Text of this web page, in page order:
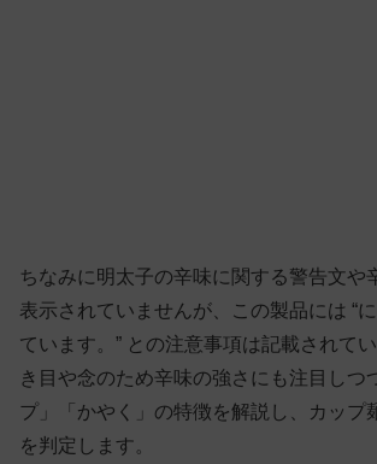
ちなみに明太子の辛味に関する警告文や
表示されていませんが、この製品には “
ています。” との注意事項は記載されて
き目や念のため辛味の強さにも注目しつ
プ」「かやく」の特徴を解説し、カップ
を判定します。